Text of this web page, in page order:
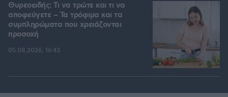
Θυρεοειδής: Τι να τρώτε και τι να
αποφεύγετε – Τα τρόφιμα και τα
συμπληρώματα που χρειάζονται
προσοχή
05.08.2026, 16:43